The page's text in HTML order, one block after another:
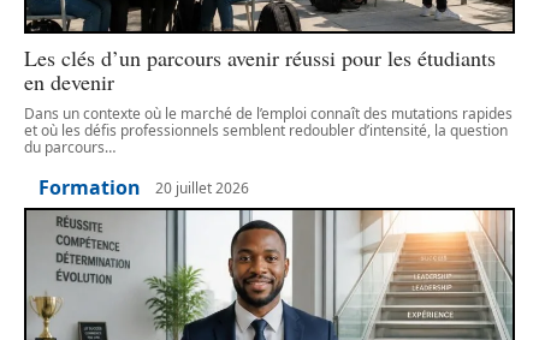
Les clés d’un parcours avenir réussi pour les étudiants
en devenir
Dans un contexte où le marché de l’emploi connaît des mutations rapides
et où les défis professionnels semblent redoubler d’intensité, la question
du parcours…
Formation 20 juillet 2026